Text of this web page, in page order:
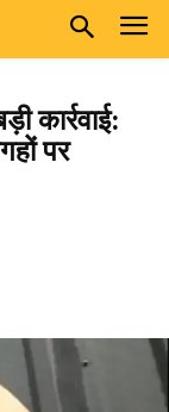
कार्रवाई:
पर